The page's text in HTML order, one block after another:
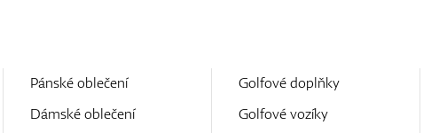
Pánské oblečení
Dámské oblečení
Golfové doplňky
Golfové vozíky